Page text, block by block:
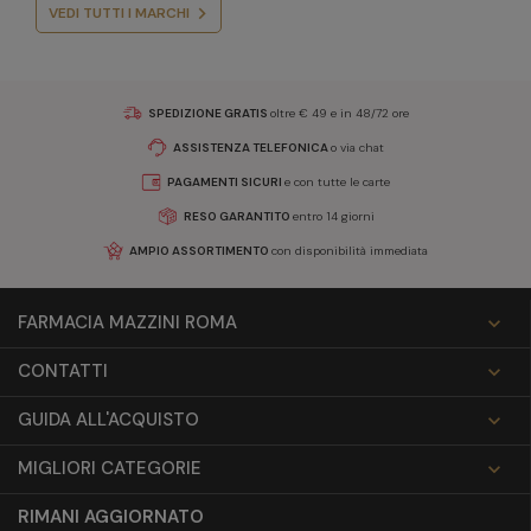
VEDI TUTTI I MARCHI
SPEDIZIONE GRATIS oltre € 49 e in 48/72 ore
ASSISTENZA TELEFONICAo via chat
PAGAMENTI SICURI e con tutte le carte
RESO GARANTITO entro 14 giorni
AMPIO ASSORTIMENTO con disponibilità immediata
FARMACIA MAZZINI ROMA

CONTATTI

GUIDA ALL'ACQUISTO

MIGLIORI CATEGORIE

RIMANI AGGIORNATO